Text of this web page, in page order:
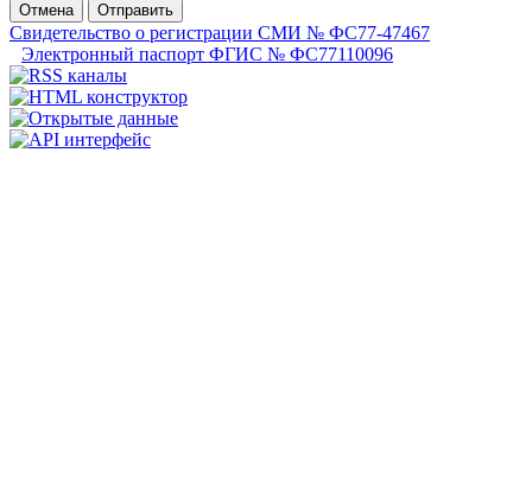
Отмена
Отправить
Свидетельство о регистрации СМИ № ФС77-47467
Электронный паспорт ФГИС № ФС77110096